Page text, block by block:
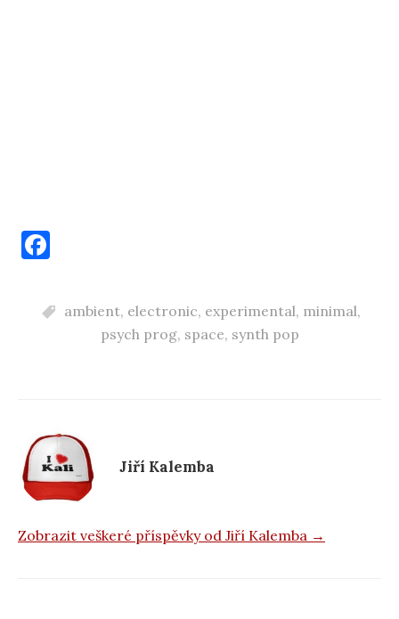
c
k
ambient, electronic, experimental, minimal,
psych prog, space, synth pop
Jiří Kalemba
Zobrazit veškeré příspěvky od Jiří Kalemba →